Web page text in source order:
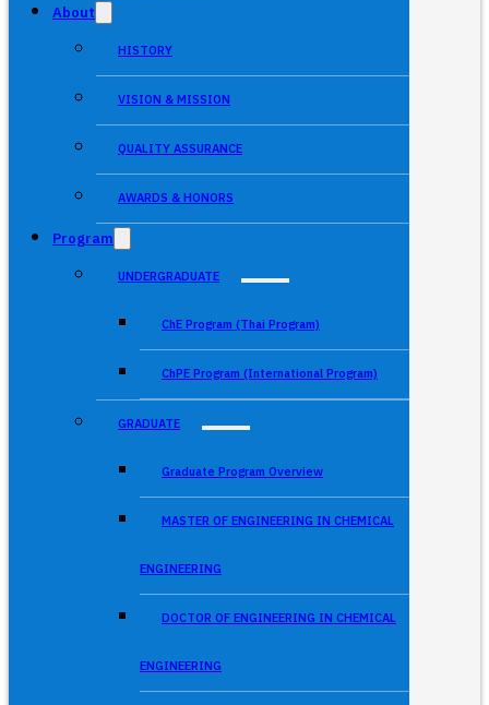
About
HISTORY
VISION & MISSION
QUALITY ASSURANCE
AWARDS & HONORS
Program
UNDERGRADUATE
ChE Program (Thai Program)
ChPE Program (International Program)
GRADUATE
Graduate Program Overview
MASTER OF ENGINEERING IN CHEMICAL
ENGINEERING
DOCTOR OF ENGINEERING IN CHEMICAL
ENGINEERING